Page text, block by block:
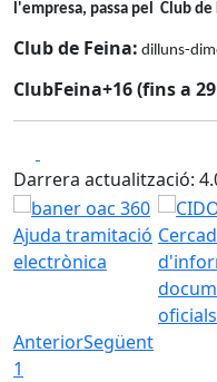
l'empresa, passa pel Club de
Club de Feina: dilluns-
ClubFeina+16 (fins a
Darrera actualització:
Ajuda tramitació
electrònica
oficials
AnteriorSegüent
1